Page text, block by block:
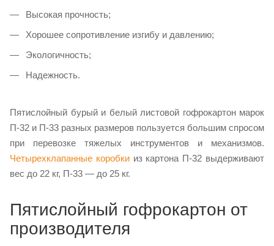
Высокая прочность;
Хорошее сопротивление изгибу и давлению;
Экологичность;
Надежность.
Пятислойный бурый и белый листовой гофрокартон марок
П-32 и П-33 разных размеров пользуется большим спросом
при перевозке тяжелых инструментов и механизмов.
Четырехклапанные коробкииз картона П-32 выдерживают
вес до 22 кг, П-33 — до 25 кг.
Пятислойный гофрокартон от
производителя